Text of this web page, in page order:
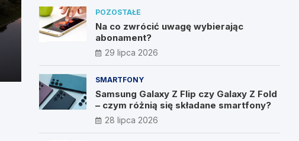
POZOSTAŁE
Na co zwrócić uwagę wybierając
abonament?
29 lipca 2026
SMARTFONY
Samsung Galaxy Z Flip czy Galaxy Z Fold
– czym różnią się składane smartfony?
28 lipca 2026